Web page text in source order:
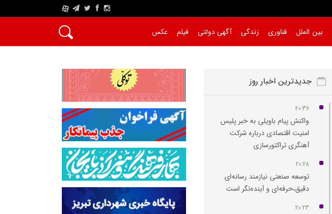
A
بین الملل فناوری زندگی آگهی دولتی فیلم عکس
جدیدترین اخبار روز
20:36
واکنش پیام باویلی به خبر پلیس
امنیت اقتصادی درباره شرکت
آهنگری تراکتورسازی
20:28
توسعه صنعتی نیازمند رسانه‌‌ای
دقیق،حرفه‌ای و آینده‌نگر است
20:23